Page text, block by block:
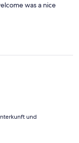
was a nice
und